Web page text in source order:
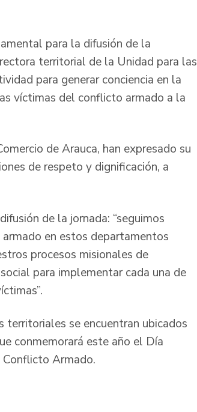
para la difusión de la
territorial de la Unidad para las
para generar conciencia en la
víctimas del conflicto armado a la
de Arauca, han expresado su
de respeto y dignificación, a
de la jornada: “seguimos
en estos departamentos
procesos misionales de
para implementar cada una de
territoriales se encuentran ubicados
conmemorará este año el Día
Armado.